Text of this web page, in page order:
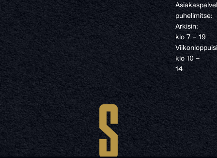
puhelimitse:
Arkisin:
klo 7 – 19
klo 10 –
14